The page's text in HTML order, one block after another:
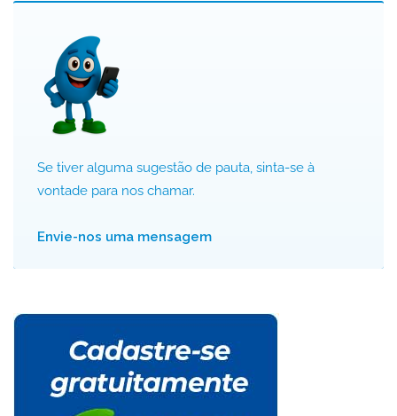
Se tiver alguma sugestão de pauta, sinta-se à
vontade para nos chamar.
Envie-nos uma mensagem